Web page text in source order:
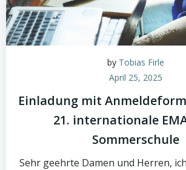
by Tobias Firle
April 25, 2025
Einladung mit
21. internationale
Sommerschule
Sehr geehrte Damen und Herren,